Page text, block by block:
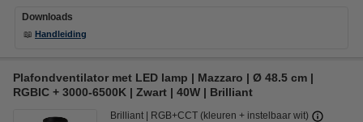
Downloads
📖 Handleiding
Plafondventilator met LED lamp | Mazzaro | Ø 48.5 cm |
RGBIC + 3000-6500K | Zwart | 40W | Brilliant
Brilliant RGB+CCT (kleuren + instelbaar wit)